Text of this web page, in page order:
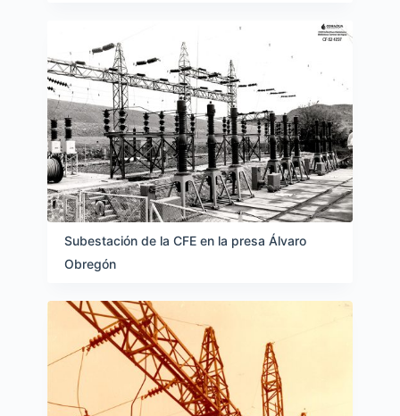
Subestación de la CFE en la presa Álvaro
Obregón